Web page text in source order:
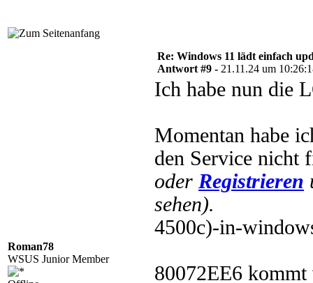
Roman78
WSUS Junior Member
Re: Windows 11 lädt einfach
Antwort #9 - 21.11.24 um
Ich habe nun die
Momentan habe
den Service nicht
oder Registrieren
sehen).
4500c)-in-
80072EE6